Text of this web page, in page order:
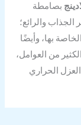
بصامطة
والرائع؛
بها، وأيضًا
من العوامل،
الحراري